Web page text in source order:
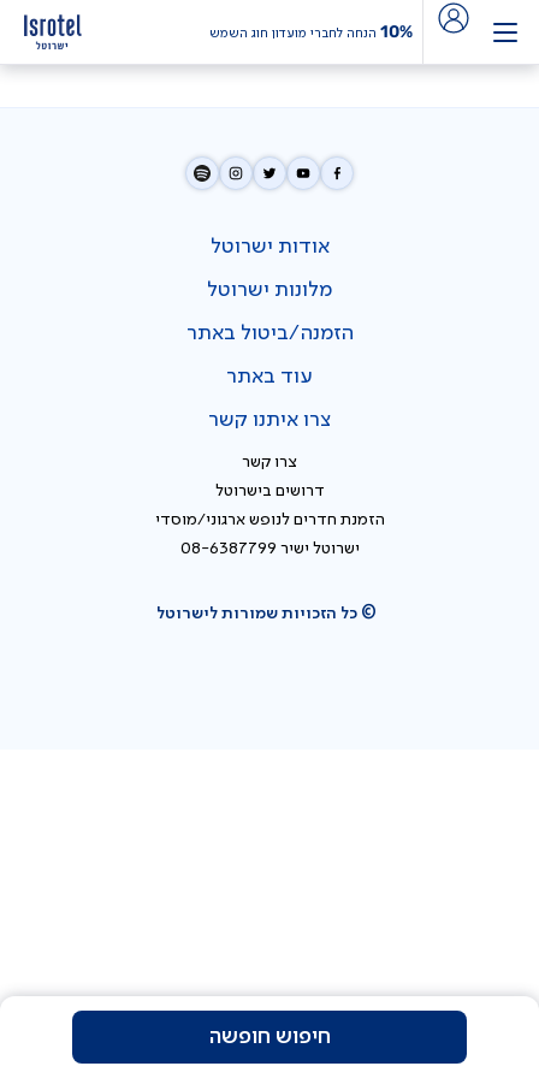
10% הנחה לחברי מועדון חוג השמש
אודות ישרוטל
מלונות ישרוטל
הזמנה/ביטול באתר
עוד באתר
צרו איתנו קשר
צרו קשר
דרושים בישרוטל
הזמנת חדרים לנופש ארגוני/מוסדי
ישרוטל ישיר 08-6387799
© כל הזכויות שמורות לישרוטל
חיפוש חופשה